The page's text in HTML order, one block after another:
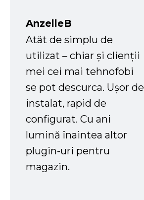
AnzelleB
Atât de simplu de
utilizat – chiar și clienții
mei cei mai tehnofobi
se pot descurca. Ușor de
instalat, rapid de
configurat. Cu ani
lumină înaintea altor
plugin-uri pentru
magazin.